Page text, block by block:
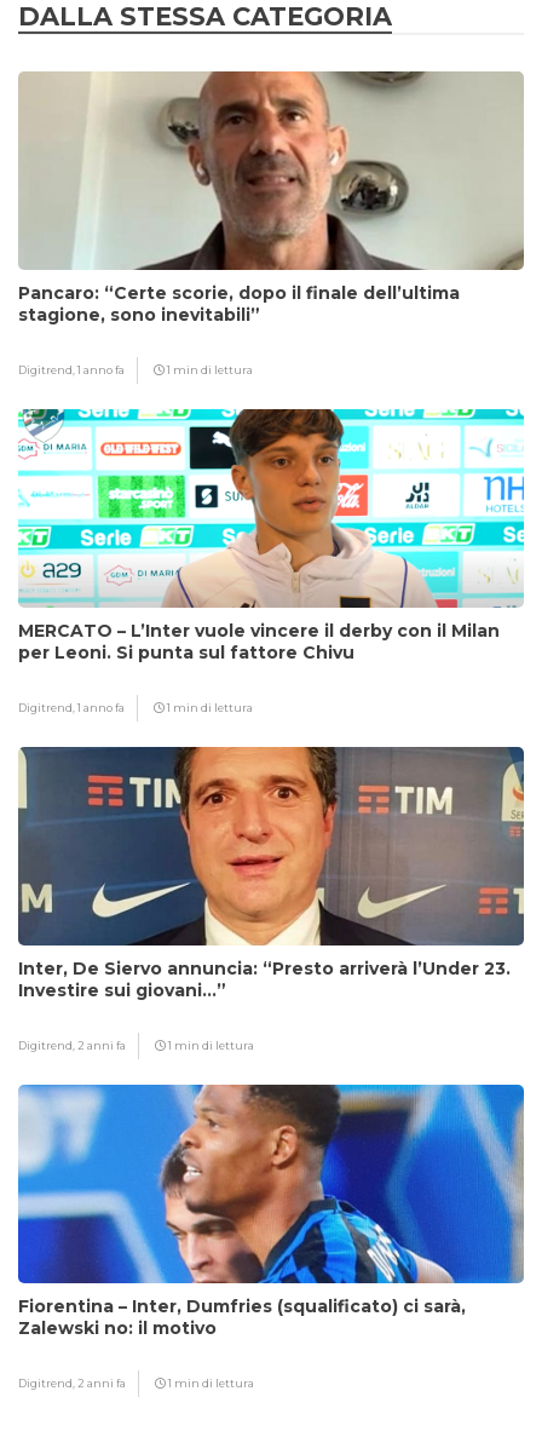
DALLA STESSA CATEGORIA
Pancaro: “Certe scorie, dopo il finale dell’ultima
stagione, sono inevitabili”
Digitrend,1 anno fa 1 min di lettura
MERCATO – L’Inter vuole vincere il derby con il Milan
per Leoni. Si punta sul fattore Chivu
Digitrend,1 anno fa 1 min di lettura
Inter, De Siervo annuncia: “Presto arriverà l’Under 23.
Investire sui giovani…”
Digitrend, 2 anni fa 1 min di lettura
Fiorentina – Inter, Dumfries (squalificato) ci sarà,
Zalewski no: il motivo
Digitrend, 2 anni fa 1 min di lettura